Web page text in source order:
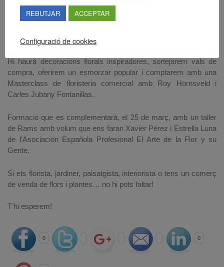
I ho farem el proper dimecres 18 de març, amb una Festa
pensada per a què els professionals del sector pugueu venir a
campanya més esperada.
Hi haurà decoracions florals inspiradores, sortejarem vals de
compra, oferirem un esmorzar popular i comptarem amb una
Masterclass de floristeria comercial amb Roy Hornsveld i
Carles Jubany Fontanillas.
Formació que es complementarà, el 25 de març, amb un taller
de Rams amb volum que ens faran Xavier Pérez i Estrella Luna
de l’Asociación Española Profesional El Arte de la Flor y su
Gente.
Si ets florista, jardiner, paisatgista, interiorista o tens un comerç
de venda de flors i plantes… no hi pots faltar!
T’hi esperem!
0 0
REBUTJAR ACCEPTAR
Configuració de cookies